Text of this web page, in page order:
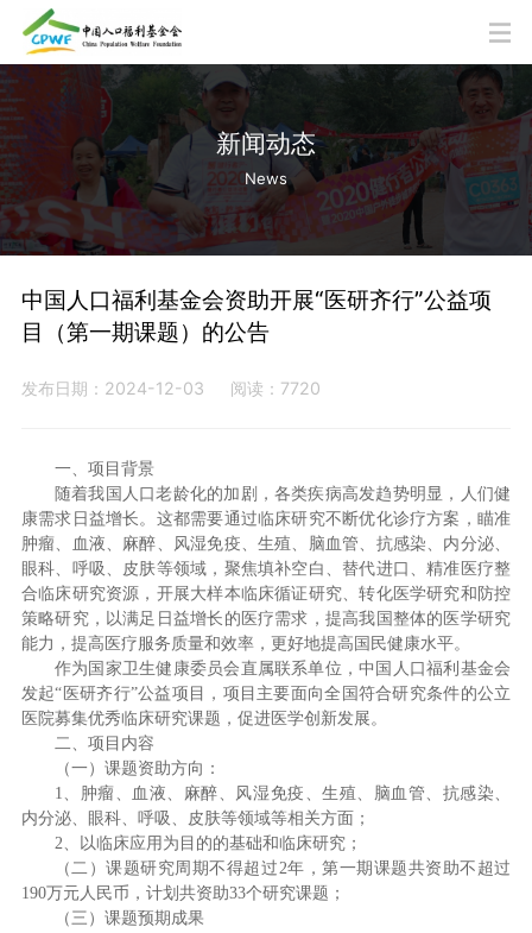
新闻动态
News
中国人口福利基金会资助开展“医研齐行”公益项
目（第一期课题）的公告
发布日期：2024-12-03 阅读：7720
一、项目背景
随着我国人口老龄化的加剧，各类疾病高发趋势明显，人们健
康需求日益增长。这都需要通过临床研究不断优化诊疗方案，瞄准
肿瘤、血液、麻醉、风湿免疫、生殖、脑血管、抗感染、内分泌、
眼科、呼吸、皮肤等领域，聚焦填补空白、替代进口、精准医疗整
合临床研究资源，开展大样本临床循证研究、转化医学研究和防控
策略研究，以满足日益增长的医疗需求，提高我国整体的医学研究
能力，提高医疗服务质量和效率，更好地提高国民健康水平。
作为国家卫生健康委员会直属联系单位，中国人口福利基金会
发起“医研齐行”公益项目，项目主要面向全国符合研究条件的公立
医院募集优秀临床研究课题，促进医学创新发展。
二、项目内容
（一）课题资助方向：
1、肿瘤、血液、麻醉、风湿免疫、生殖、脑血管、抗感染、
内分泌、眼科、呼吸、皮肤等领域等相关方面；
2、以临床应用为目的的基础和临床研究；
（二）课题研究周期不得超过2年，第一期课题共资助不超过
190万元人民币，计划共资助33个研究课题；
（三）课题预期成果